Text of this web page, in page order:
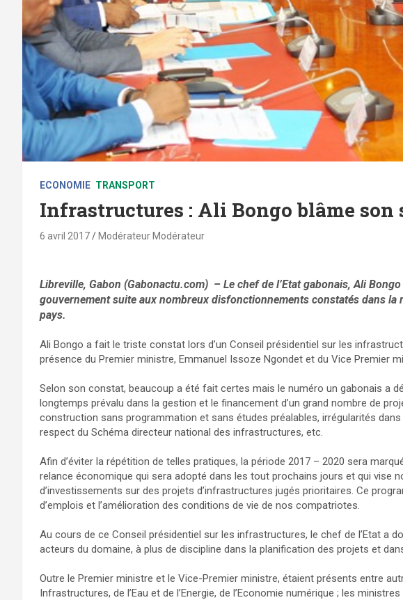
ECONOMIE TRANSPORT
Infrastructures : Ali Bongo blâme son
6 avril 2017 Modérateur Modérateur
Libreville, Gabon (Gabonactu.com) – Le chef de l’Etat gabonais, Ali
gouvernement suite aux nombreux disfonctionnements constatés dans
pays.
Ali Bongo a fait le triste constat lors d’un Conseil présidentiel sur les
présence du Premier ministre, Emmanuel Issoze Ngondet et du Vice Premier
Selon son constat, beaucoup a été fait certes mais le numéro un gabonais a
longtemps prévalu dans la gestion et le financement d’un grand nombre de
construction sans programmation et sans études préalables, irrégularités
respect du Schéma directeur national des infrastructures, etc.
Afin d’éviter la répétition de telles pratiques, la période 2017 – 2020 sera
relance économique qui sera adopté dans les tout prochains jours et qui vise
d’investissements sur des projets d’infrastructures jugés prioritaires. Ce
d’emplois et l’amélioration des conditions de vie de nos compatriotes.
Au cours de ce Conseil présidentiel sur les infrastructures, le chef de l’Etat a
acteurs du domaine, à plus de discipline dans la planification des projets et
Outre le Premier ministre et le Vice-Premier ministre, étaient présents entre
Infrastructures, de l’Eau et de l’Energie, de l’Economie numérique ; les